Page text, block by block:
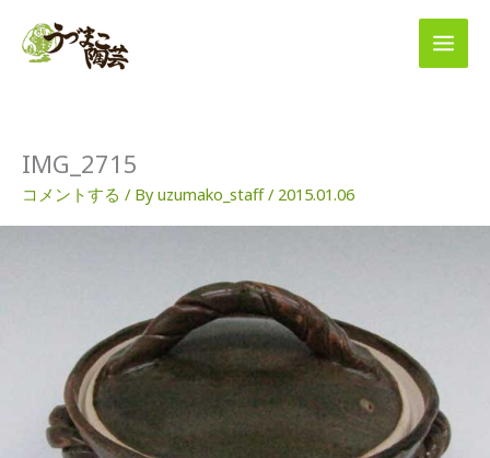
IMG_2715
コメントする / Byuzumako_staff/ 2015.01.06